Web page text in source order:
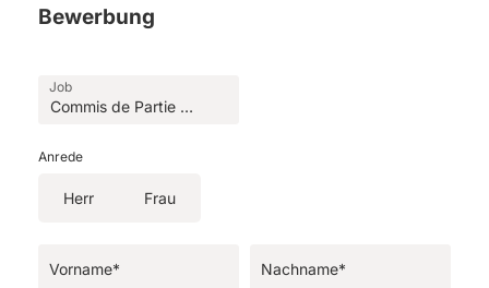
Bewerbung
Job
Anrede
Herr Frau
Vorname* Nachname*